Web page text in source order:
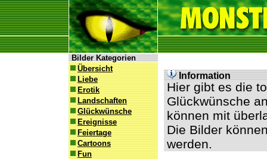
Bilder Kategorien
Übersicht
Liebe
Erotik
Landschaften
Glückwünsche
Ereignisse
Feiertage
Cartoons
Fun
Information
Hier gibt es die
Glückwünsche
können mit
Die Bilder
werden.